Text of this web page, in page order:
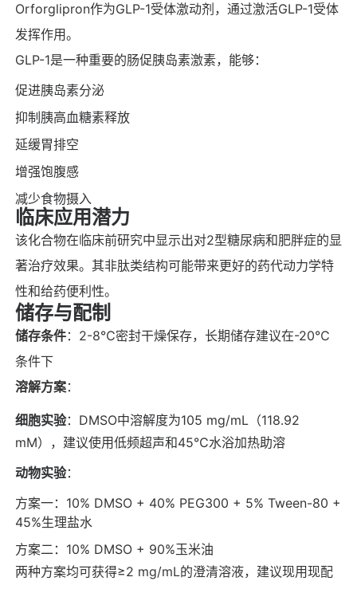
Orforglipron作为GLP-1受体激动剂，通过激活GLP-1受体
发挥作用。
GLP-1是一种重要的肠促胰岛素激素，能够：
促进胰岛素分泌
抑制胰高血糖素释放
延缓胃排空
增强饱腹感
减少食物摄入
临床应用潜力
该化合物在临床前研究中显示出对2型糖尿病和肥胖症的显
著治疗效果。其非肽类结构可能带来更好的药代动力学特
性和给药便利性。
储存与配制
储存条件：2-8℃密封干燥保存，长期储存建议在-20℃
条件下
溶解方案：
细胞实验：DMSO中溶解度为105 mg/mL（118.92
mM），建议使用低频超声和45℃水浴加热助溶
动物实验：
方案一：10% DMSO + 40% PEG300 + 5% Tween-80 +
45%生理盐水
方案二：10% DMSO + 90%玉米油
两种方案均可获得≥2 mg/mL的澄清溶液，建议现用现配